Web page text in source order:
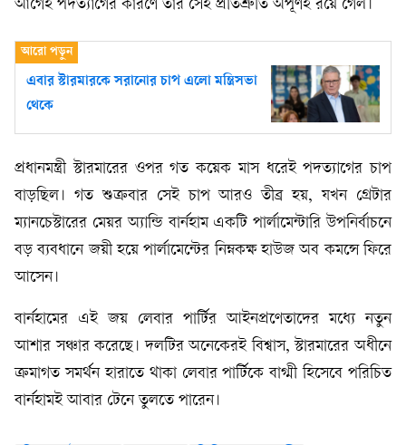
আগেই পদত্যাগের কারণে তার সেই প্রতিশ্রুতি অপূর্ণই রয়ে গেল।
এবার স্টারমারকে সরানোর চাপ এলো মন্ত্রিসভা
থেকে
প্রধানমন্ত্রী স্টারমারের ওপর গত কয়েক মাস ধরেই পদত্যাগের চাপ
বাড়ছিল। গত শুক্রবার সেই চাপ আরও তীব্র হয়, যখন গ্রেটার
ম্যানচেস্টারের মেয়র অ্যান্ডি বার্নহাম একটি পার্লামেন্টারি উপনির্বাচনে
বড় ব্যবধানে জয়ী হয়ে পার্লামেন্টের নিম্নকক্ষ হাউজ অব কমন্সে ফিরে
আসেন।
বার্নহামের এই জয় লেবার পার্টির আইনপ্রণেতাদের মধ্যে নতুন
আশার সঞ্চার করেছে। দলটির অনেকেরই বিশ্বাস, স্টারমারের অধীনে
ক্রমাগত সমর্থন হারাতে থাকা লেবার পার্টিকে বাগ্মী হিসেবে পরিচিত
বার্নহামই আবার টেনে তুলতে পারেন।